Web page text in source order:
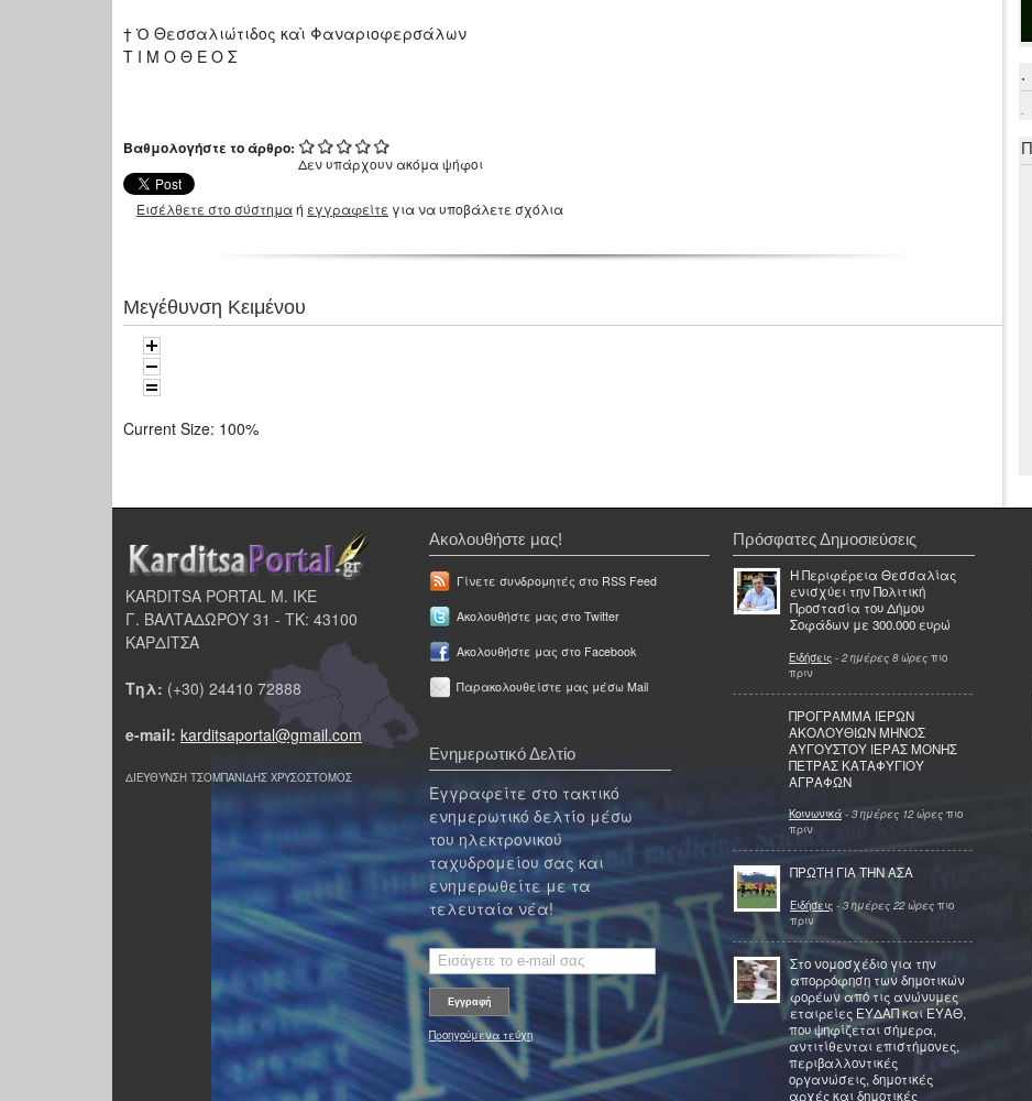
† Ὁ Θεσσαλιώτιδος καὶ Φαναριοφερσάλων
Τ Ι Μ Ο Θ Ε Ο Σ
Βαθμολογήστε το άρθρο:
Δεν υπάρχουν ακόμα ψήφοι
Εισέλθετε στο σύστημαή εγγραφείτε για να υποβάλετε σχόλια
Μεγέθυνση Κειμένου
Current Size: 100%
.
.
KARDITSA PORTAL Μ. ΙΚΕ
Γ. ΒΑΛΤΑΔΩΡΟΥ 31 - ΤΚ: 43100
ΚΑΡΔΙΤΣΑ
Τηλ: (+30) 24410 72888
e-mail: karditsaportal@gmail.com
ΔΙΕΥΘΥΝΣΗ ΤΣΟΜΠΑΝΙΔΗΣ ΧΡΥΣΟΣΤΟΜΟΣ
Ακολουθήστε μας!
Γίνετε συνδρομητές στο RSS Feed
Ακολουθήστε μας στο Twitter
Ακολουθήστε μας στο Facebook
Παρακολουθείστε μας μέσω Mail
Ενημερωτικό Δελτίο
Εγγραφείτε στο τακτικό
ενημερωτικό δελτίο μέσω
του ηλεκτρονικού
ταχυδρομείου σας και
ενημερωθείτε με τα
τελευταία νέα!
Προηγούμενα τεύχη
Πρόσφατες Δημοσιεύσεις
Η Περιφέρεια Θεσσαλίας
ενισχύει την Πολιτική
Προστασία του Δήμου
Σοφάδων με 300.000 ευρώ
Ειδήσεις - 2 ημέρες 8 ώρες πιο
πριν
ΠΡΟΓΡΑΜΜΑ ΙΕΡΩΝ
ΑΚΟΛΟΥΘΙΩΝ ΜΗΝΟΣ
ΑΥΓΟΥΣΤΟΥ ΙΕΡΑΣ ΜΟΝΗΣ
ΠΕΤΡΑΣ ΚΑΤΑΦΥΓΙΟΥ
ΑΓΡΑΦΩΝ
Κοινωνικά - 3 ημέρες 12 ώρες πιο
πριν
ΠΡΩΤΗ ΓΙΑ ΤΗΝ ΑΣΑ
Ειδήσεις - 3 ημέρες 22 ώρες πιο
πριν
Στο νομοσχέδιο για την
απορρόφηση των δημοτικών
φορέων από τις ανώνυμες
εταιρείες ΕΥΔΑΠ και ΕΥΑΘ,
που ψηφίζεται σήμερα,
αντιτίθενται επιστήμονες,
περιβαλλοντικές
οργανώσεις, δημοτικές
αρχές και δημοτικές